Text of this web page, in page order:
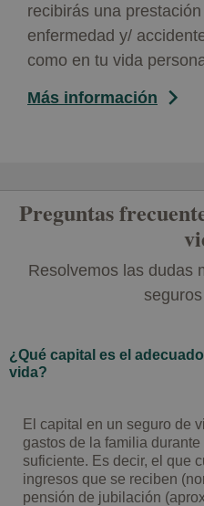
recibirás una
enfermedad y/
como en tu vida
Más información
Preguntas
Resolvemos las dudas
¿Qué capital es el
vida?
El capital en un seguro de
gastos de la familia
suficiente. Es decir, el que
ingresos que se reciben
pensión de jubilación